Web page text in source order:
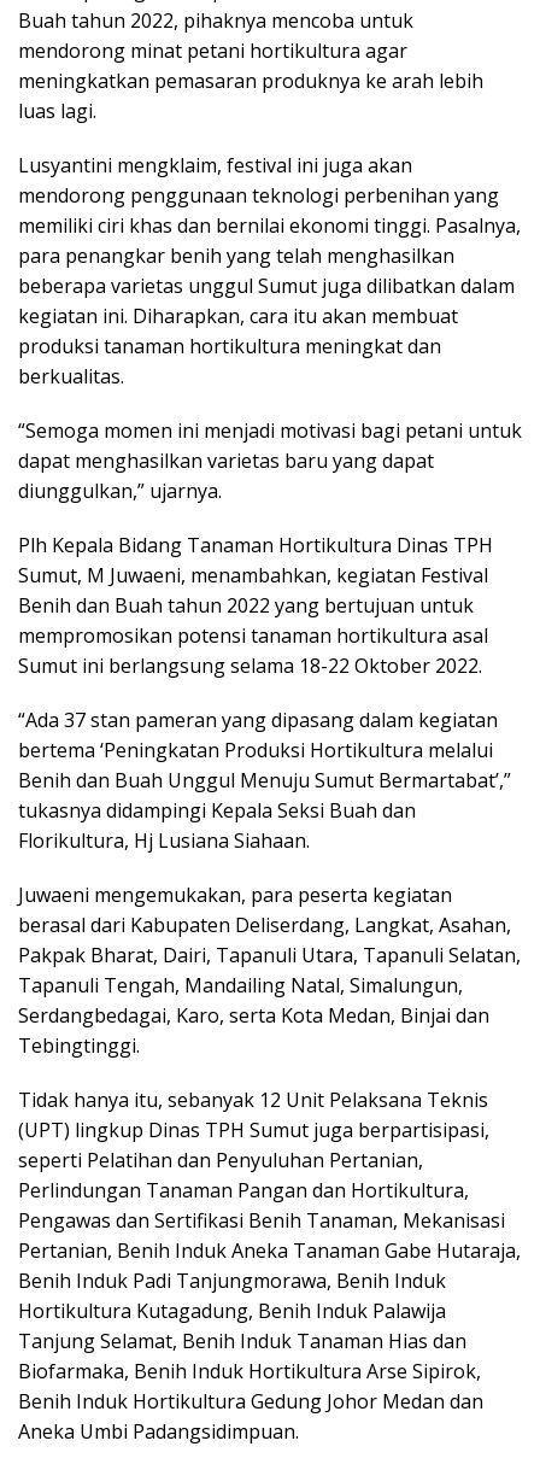
Buah tahun 2022, pihaknya mencoba untuk
mendorong minat petani hortikultura agar
meningkatkan pemasaran produknya ke arah lebih
luas lagi.
Lusyantini mengklaim, festival ini juga akan
mendorong penggunaan teknologi perbenihan yang
memiliki ciri khas dan bernilai ekonomi tinggi. Pasalnya,
para penangkar benih yang telah menghasilkan
beberapa varietas unggul Sumut juga dilibatkan dalam
kegiatan ini. Diharapkan, cara itu akan membuat
produksi tanaman hortikultura meningkat dan
berkualitas.
“Semoga momen ini menjadi motivasi bagi petani untuk
dapat menghasilkan varietas baru yang dapat
diunggulkan,” ujarnya.
Plh Kepala Bidang Tanaman Hortikultura Dinas TPH
Sumut, M Juwaeni, menambahkan, kegiatan Festival
Benih dan Buah tahun 2022 yang bertujuan untuk
mempromosikan potensi tanaman hortikultura asal
Sumut ini berlangsung selama 18-22 Oktober 2022.
“Ada 37 stan pameran yang dipasang dalam kegiatan
bertema ‘Peningkatan Produksi Hortikultura melalui
Benih dan Buah Unggul Menuju Sumut Bermartabat’,”
tukasnya didampingi Kepala Seksi Buah dan
Florikultura, Hj Lusiana Siahaan.
Juwaeni mengemukakan, para peserta kegiatan
berasal dari Kabupaten Deliserdang, Langkat, Asahan,
Pakpak Bharat, Dairi, Tapanuli Utara, Tapanuli Selatan,
Tapanuli Tengah, Mandailing Natal, Simalungun,
Serdangbedagai, Karo, serta Kota Medan, Binjai dan
Tebingtinggi.
Tidak hanya itu, sebanyak 12 Unit Pelaksana Teknis
(UPT) lingkup Dinas TPH Sumut juga berpartisipasi,
seperti Pelatihan dan Penyuluhan Pertanian,
Perlindungan Tanaman Pangan dan Hortikultura,
Pengawas dan Sertifikasi Benih Tanaman, Mekanisasi
Pertanian, Benih Induk Aneka Tanaman Gabe Hutaraja,
Benih Induk Padi Tanjungmorawa, Benih Induk
Hortikultura Kutagadung, Benih Induk Palawija
Tanjung Selamat, Benih Induk Tanaman Hias dan
Biofarmaka, Benih Induk Hortikultura Arse Sipirok,
Benih Induk Hortikultura Gedung Johor Medan dan
Aneka Umbi Padangsidimpuan.